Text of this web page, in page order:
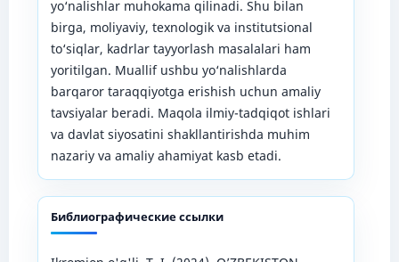
yo‘nalishlar muhokama qilinadi. Shu bilan
birga, moliyaviy, texnologik va institutsional
to‘siqlar, kadrlar tayyorlash masalalari ham
yoritilgan. Muallif ushbu yo‘nalishlarda
barqaror taraqqiyotga erishish uchun amaliy
tavsiyalar beradi. Maqola ilmiy-tadqiqot ishlari
va davlat siyosatini shakllantirishda muhim
nazariy va amaliy ahamiyat kasb etadi.
Библиографические ссылки